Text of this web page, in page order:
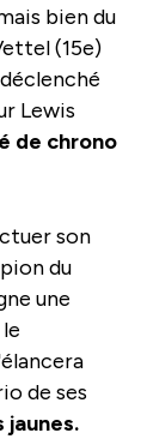
bien du
(15e)
Lewis
de chrono
son
du
une
de ses
jaunes.